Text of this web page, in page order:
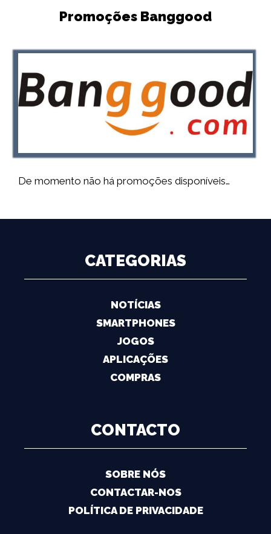
Promoções Banggood
De momento não há promoções disponíveis…
CATEGORIAS
NOTÍCIAS
SMARTPHONES
JOGOS
APLICAÇÕES
COMPRAS
CONTACTO
SOBRE NÓS
CONTACTAR-NOS
POLÍTICA DE PRIVACIDADE